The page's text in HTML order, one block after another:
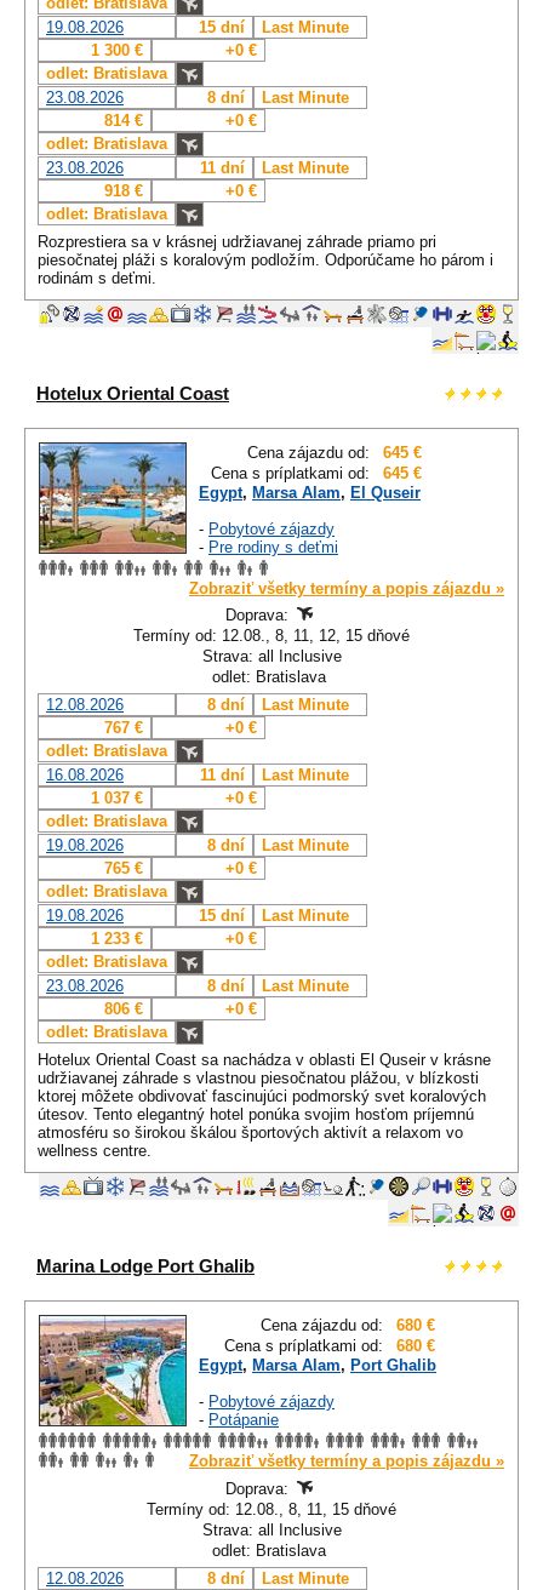
19.08.2026
15 dní
Last Minute
1 300 €
+0 €
odlet: Bratislava
23.08.2026
8 dní
Last Minute
814 €
+0 €
odlet: Bratislava
23.08.2026
11 dní
Last Minute
918 €
+0 €
odlet: Bratislava
Rozprestiera sa v krásnej udržiavanej záhrade priamo pri
piesočnatej pláži s koralovým podložím. Odporúčame ho párom i
rodinám s deťmi.
Hotelux Oriental Coast
Cena zájazdu od:
645 €
Cena s príplatkami od:
645 €
Egypt, Marsa Alam, El Quseir
- Pobytové zájazdy
- Pre rodiny s deťmi
Zobraziť všetky termíny a popis zájazdu »
Doprava:
Termíny od: 12.08., 8, 11, 12, 15 dňové
Strava: all Inclusive
odlet: Bratislava
12.08.2026
8 dní
Last Minute
767 €
+0 €
odlet: Bratislava
16.08.2026
11 dní
Last Minute
1 037 €
+0 €
odlet: Bratislava
19.08.2026
8 dní
Last Minute
765 €
+0 €
odlet: Bratislava
19.08.2026
15 dní
Last Minute
1 233 €
+0 €
odlet: Bratislava
23.08.2026
8 dní
Last Minute
806 €
+0 €
odlet: Bratislava
Hotelux Oriental Coast sa nachádza v oblasti El Quseir v krásne
udržiavanej záhrade s vlastnou piesočnatou plážou, v blízkosti
ktorej môžete obdivovať fascinujúci podmorský svet koralových
útesov. Tento elegantný hotel ponúka svojim hosťom príjemnú
atmosféru so širokou škálou športových aktivít a relaxom vo
wellness centre.
Marina Lodge Port Ghalib
Cena zájazdu od:
680 €
Cena s príplatkami od:
680 €
Egypt, Marsa Alam, Port Ghalib
- Pobytové zájazdy
- Potápanie
Zobraziť všetky termíny a popis zájazdu »
Doprava:
Termíny od: 12.08., 8, 11, 15 dňové
Strava: all Inclusive
odlet: Bratislava
12.08.2026
8 dní
Last Minute